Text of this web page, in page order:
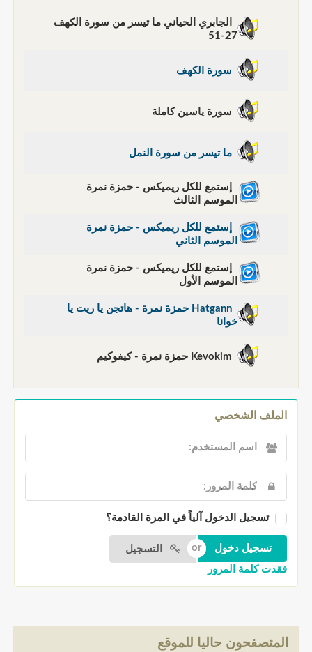
الجابري الحياني ما تيسر من سورة الكهف
27-51
سورة الكهف
سورة ياسين كاملة
ما تيسر من سورة النمل
إستمع للكل ريميكس - حمزة نمرة
الموسم الثالث
إستمع للكل ريميكس - حمزة نمرة
الموسم الثاني
إستمع للكل ريميكس - حمزة نمرة
الموسم الأول
Hatgann حمزة نمرة - هاتجن يا ريت يا
خوانا
الملف الشخصي
تسجيل الدخول آلياً في المرة القادمة؟
التسجيل
فقدت كلمة المرور
المتصفحون حاليا للموقع